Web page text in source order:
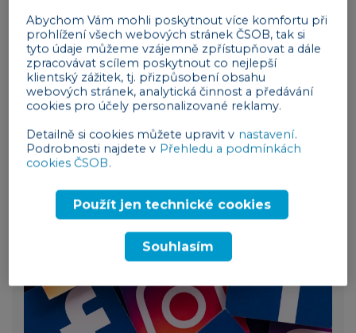
3 min
Jak na spolupráci s influencery, aby byla
v souladu se zákonem
obchod a marketing 15. 06. 2023
Abychom Vám mohli poskytnout více komfortu při
prohlížení všech webových stránek ČSOB, tak si
tyto údaje můžeme vzájemně zpřístupňovat a dále
zpracovávat s cílem poskytnout co nejlepší
klientský zážitek, tj. přizpůsobení obsahu
webových stránek, analytická činnost a předávání
cookies pro účely personalizované reklamy.
Detailně si cookies můžete upravit v nastavení.
Podrobnosti najdete v Přehledu a podmínkách
cookies ČSOB.
Použít jen technické cookies
Souhlasím